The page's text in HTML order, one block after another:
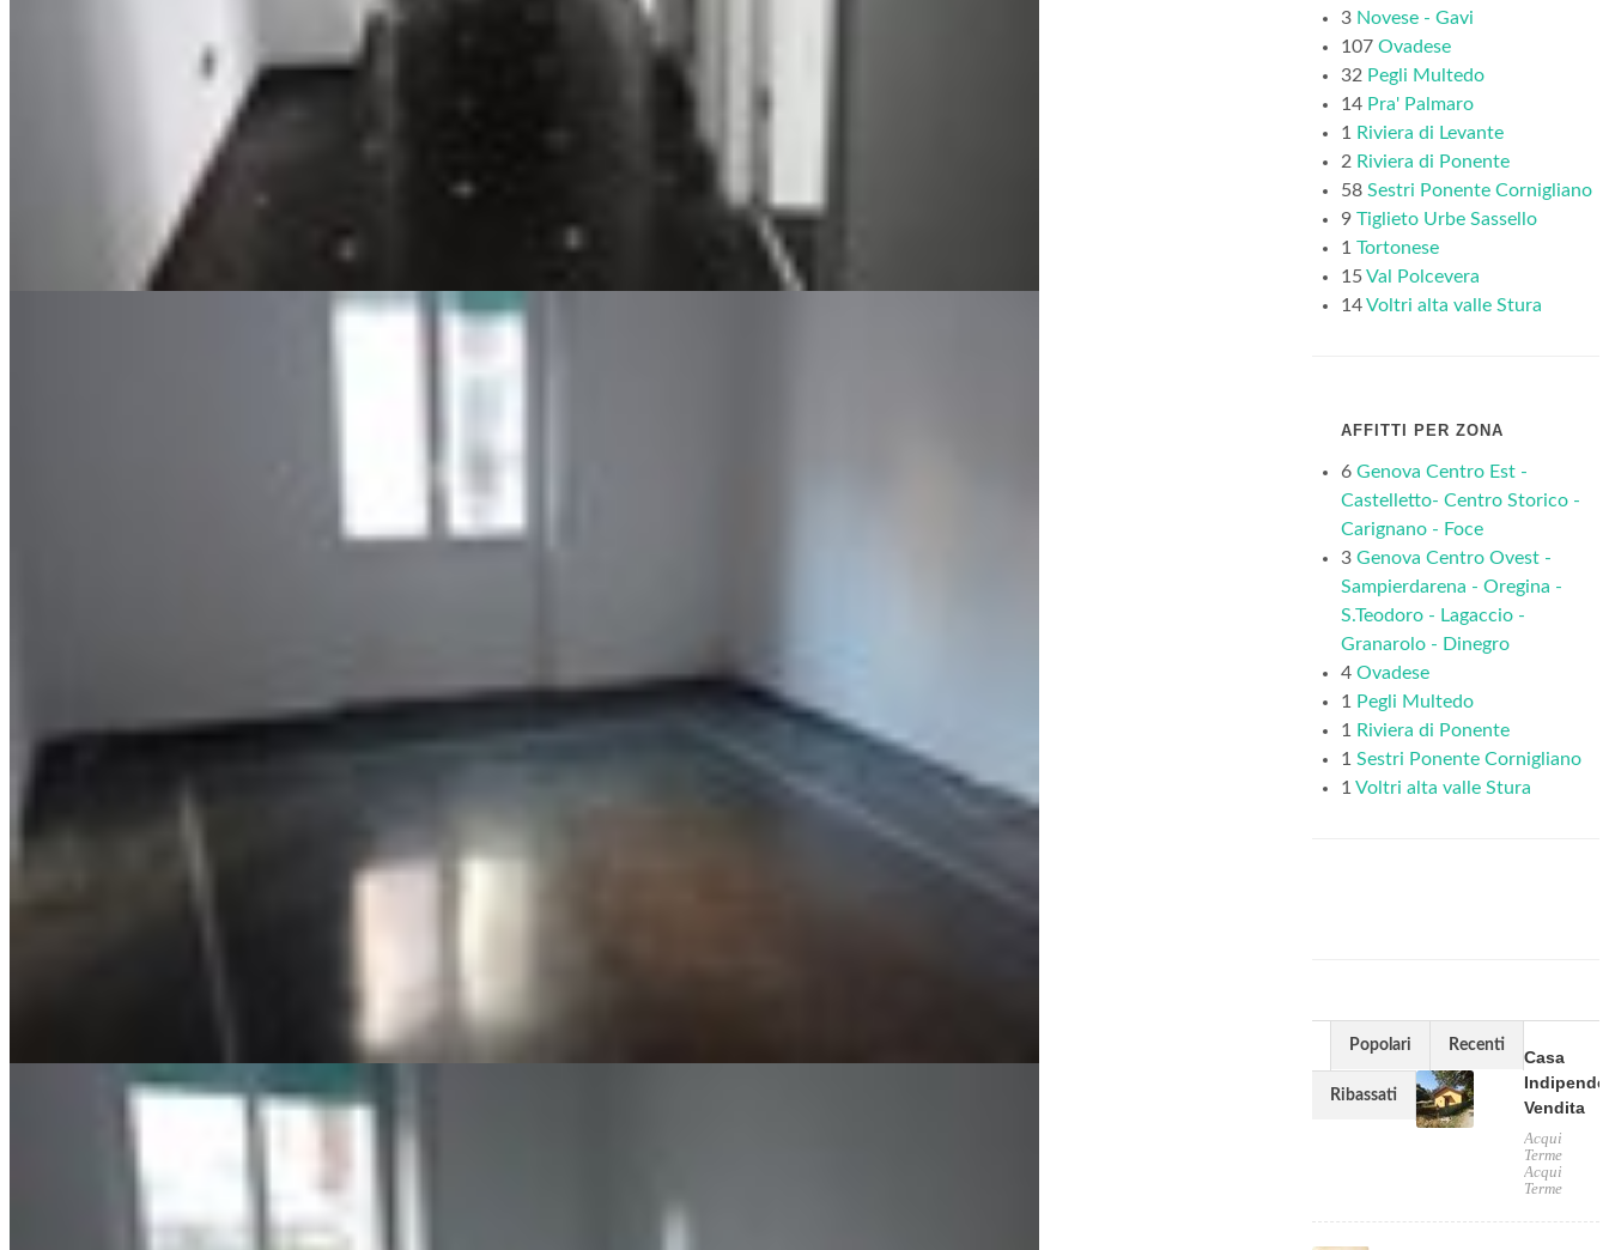
3 Novese - Gavi
107 Ovadese
32 Pegli Multedo
14 Pra' Palmaro
1
Riviera di Levante
2 Riviera di Ponente
58 Sestri Ponente Cornigliano
9 Tiglieto Urbe Sassello
1 Tortonese
15Val Polcevera
14Voltri alta valle Stura
AFFITTI PER ZONA
6 Genova Centro Est -
Castelletto- Centro Storico -
Carignano - Foce
3 Genova Centro Ovest -
Sampierdarena - Oregina -
S.Teodoro - Lagaccio -
Granarolo - Dinegro
4 Ovadese
1
Pegli Multedo
1
Riviera di Ponente
1 Sestri Ponente Cornigliano
1 Voltri alta valle Stura
Popolari Recenti
Ribassati
Casa
Vendita
Acqui
Terme
Acqui
Terme